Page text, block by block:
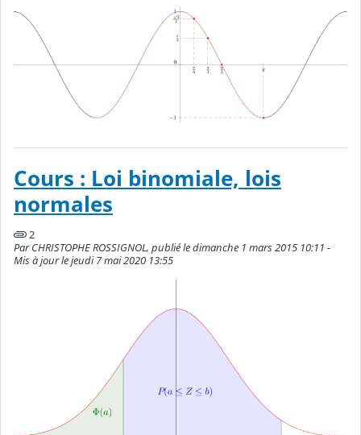
Cours : Loi binomiale, lois
normales
2
Par CHRISTOPHE ROSSIGNOL, publié le dimanche 1 mars 2015 10:11 -
Mis à jour le jeudi 7 mai 2020 13:55